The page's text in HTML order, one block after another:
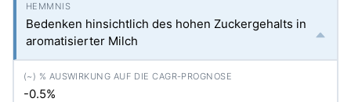
Bedenken hinsichtlich des hohen Zuckergehalts in
aromatisierter Milch
-0.5%